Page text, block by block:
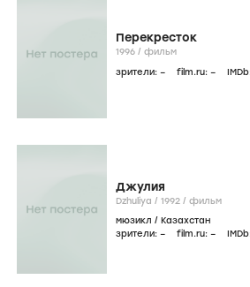
Перекресток
1996 / фильм
зрители: – film.ru: –
Джулия
Dzhuliya / 1992 / фильм
мюзикл / Казахстан
зрители: – film.ru: –